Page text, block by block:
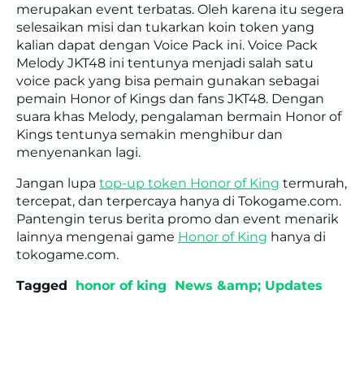
merupakan event terbatas. Oleh karena itu segera
selesaikan misi dan tukarkan koin token yang
kalian dapat dengan Voice Pack ini. Voice Pack
Melody JKT48 ini tentunya menjadi salah satu
voice pack yang bisa pemain gunakan sebagai
pemain Honor of Kings dan fans JKT48. Dengan
suara khas Melody, pengalaman bermain Honor of
Kings tentunya semakin menghibur dan
menyenankan lagi.
Jangan lupa top-up token Honor of King termurah,
tercepat, dan terpercaya hanya di Tokogame.com.
Pantengin terus berita promo dan event menarik
lainnya mengenai game Honor of King hanya di
tokogame.com.
Tagged
honor of king News &amp; Updates